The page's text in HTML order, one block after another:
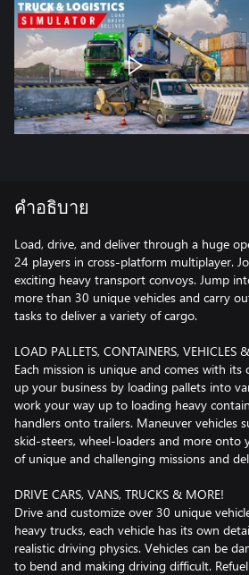
คำอธิบาย
Load, drive, and deliver through a huge
24 players in cross-platform multiplayer.
exciting heavy transport convoys. Jump
more than 30 unique vehicles and carry
tasks to deliver a variety of cargo.
LOAD PALLETS, CONTAINERS, VEHICLES
Each mission is unique and comes with its
up your business by loading pallets into
work your way up to loading heavy
handlers onto trailers. Maneuver vehicles
skid-steers, wheel-loaders and more onto
of unique and challenging missions and
DRIVE CARS, VANS, TRUCKS & MORE!
Drive and customize over 30 unique
heavy trucks, each vehicle has its own
realistic driving physics. Vehicles can be
to bend and making driving difficult.